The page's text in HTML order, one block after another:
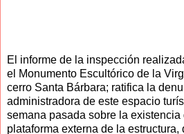
El informe de la inspección
el Monumento Escultórico de la
cerro Santa Bárbara; ratifica la
administradora de este espacio
semana pasada sobre la existencia
plataforma externa de la